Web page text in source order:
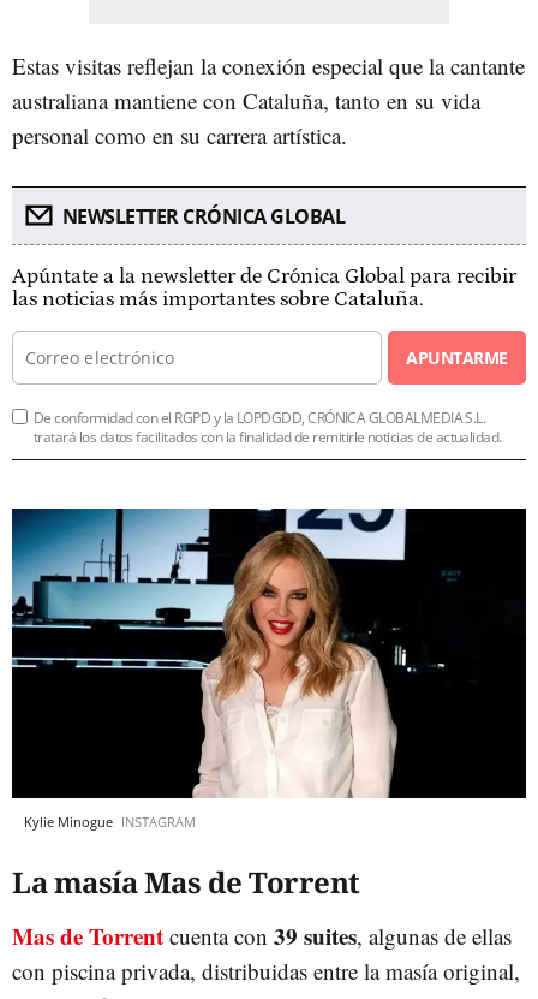
Estas visitas reflejan la conexión especial que la cantante
australiana mantiene con Cataluña, tanto en su vida
personal como en su carrera artística.
NEWSLETTER CRÓNICA GLOBAL
Apúntate a la newsletter de Crónica Global para recibir
las noticias más importantes sobre Cataluña.
APUNTARME
De conformidad con el RGPD y la LOPDGDD, CRÓNICA GLOBALMEDIA S.L.
tratará los datos facilitados con la finalidad de remitirle noticias de actualidad.
Kylie Minogue INSTAGRAM
La masía Mas de Torrent
Mas de Torrent cuenta con 39 suites, algunas de ellas
con piscina privada, distribuidas entre la masía original,